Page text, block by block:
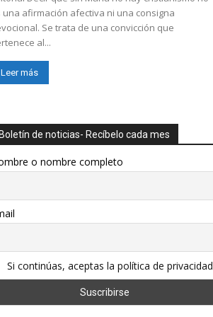
una afirmación afectiva ni una consigna
Se trata de una convicción que
al...
Leer más
Boletín de noticias- Recíbelo cada mes
o nombre completo
Si continúas, aceptas la política de privacidad